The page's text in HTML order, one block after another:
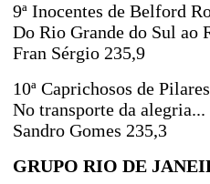
9ª Inocentes de Belford
Do Rio Grande do Sul ao
Fran Sérgio 235,9
10ª Caprichosos de Pilares
No transporte da
Sandro Gomes 235,3
GRUPO RIO DE